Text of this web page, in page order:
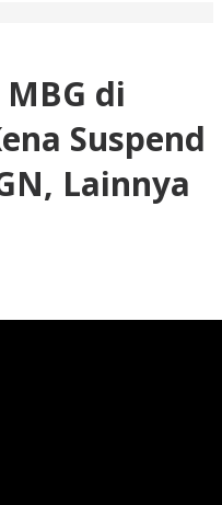
di
Suspend
Lainnya